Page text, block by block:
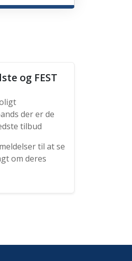
og FEST
der er de
tilbud
til at se
om deres